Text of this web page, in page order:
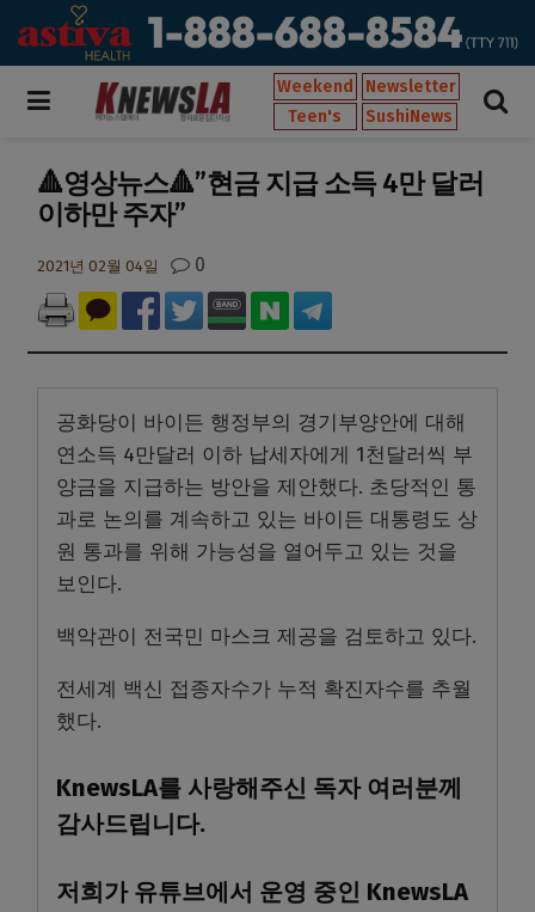
Weekend
Newsletter
Teen's
SushiNews
🔺영상뉴스🔺”현금 지급 소득 4만 달러
이하만 주자”
2021년 02월 04일 0
공화당이 바이든 행정부의 경기부양안에 대해
연소득 4만달러 이하 납세자에게 1천달러씩 부
양금을 지급하는 방안을 제안했다. 초당적인 통
과로 논의를 계속하고 있는 바이든 대통령도 상
원 통과를 위해 가능성을 열어두고 있는 것을
보인다.
백악관이 전국민 마스크 제공을 검토하고 있다.
전세계 백신 접종자수가 누적 확진자수를 추월
했다.
KnewsLA를 사랑해주신 독자 여러분께
감사드립니다.
저희가 유튜브에서 운영 중인 KnewsLA